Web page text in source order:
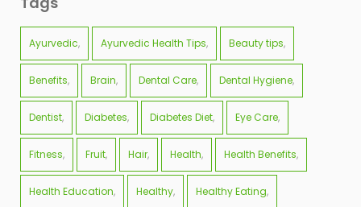
Ayurvedic Ayurvedic Health Tips Beauty tips
Benefits Brain Dental Care Dental Hygiene
Dentist Diabetes Diabetes Diet Eye Care
Fitness Fruit Hair Health Health Benefits
Health Education Healthy Healthy Eating